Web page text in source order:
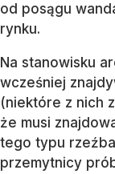
od posągu
rynku.
Na stanowisku
wcześniej
(niektóre z nich
że musi
tego typu
przemytnicy